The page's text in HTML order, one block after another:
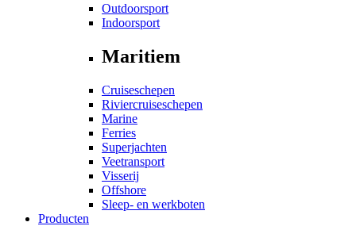
Outdoorsport
Indoorsport
Maritiem
Cruiseschepen
Riviercruiseschepen
Marine
Ferries
Superjachten
Veetransport
Visserij
Offshore
Sleep- en werkboten
Producten